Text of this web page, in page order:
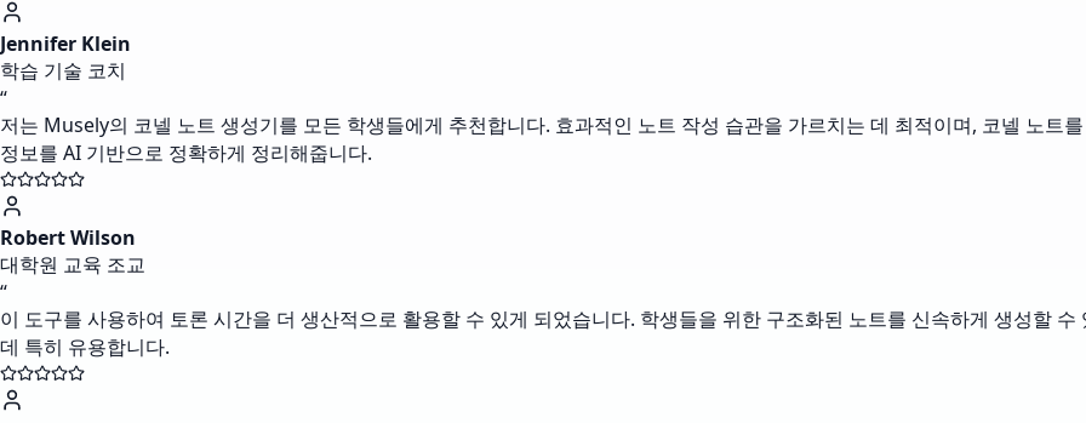
Jennifer Klein
학습 기술 코치
“
저는 Musely의 코넬 노트 생성기를 모든 학생들에게 추천합니다. 효과적인 노트 작성 습관을 가르치는 데 최적이며, 코넬 노트
정보를 AI 기반으로 정확하게 정리해줍니다.
Robert Wilson
대학원 교육 조교
“
이 도구를 사용하여 토론 시간을 더 생산적으로 활용할 수 있게 되었습니다. 학생들을 위한 구조화된 노트를 신속하게 생성할
데 특히 유용합니다.